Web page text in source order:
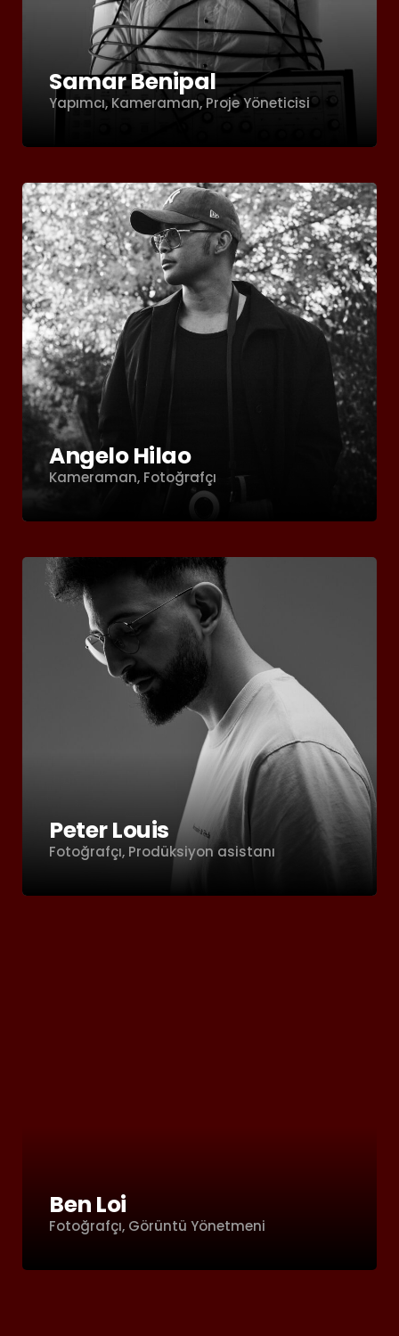
Samar Benipal
Yapımcı, Kameraman, Proje Yöneticisi
Angelo Hilao
Kameraman, Fotoğrafçı
Peter Louis
Fotoğrafçı, Prodüksiyon asistanı
Ben Loi
Fotoğrafçı, Görüntü Yönetmeni